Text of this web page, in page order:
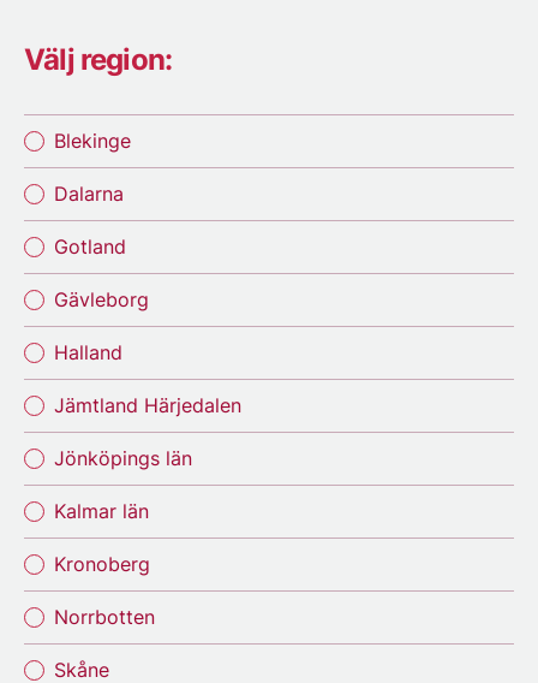
Välj region:
Blekinge
Dalarna
Gotland
Gävleborg
Halland
Jämtland Härjedalen
Jönköpings län
Kalmar län
Kronoberg
Norrbotten
Skåne